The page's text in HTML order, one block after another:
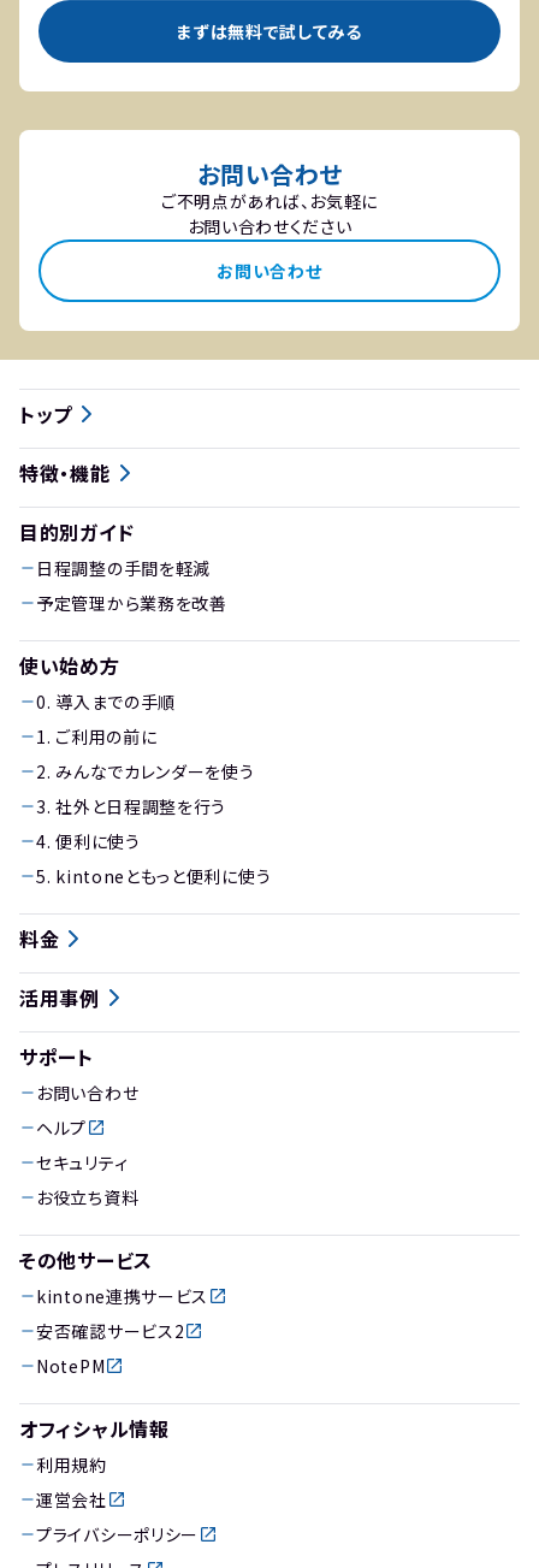
まずは無料で試してみる
お問い合わせ
ご不明点があれば、お気軽に
お問い合わせください
お問い合わせ
トップ
特徴・機能
目的別ガイド
日程調整の手間を軽減
予定管理から業務を改善
使い始め方
0. 導入までの手順
1. ご利用の前に
2. みんなでカレンダーを使う
3. 社外と日程調整を行う
4. 便利に使う
5. kintoneともっと便利に使う
料金
活用事例
サポート
お問い合わせ
ヘルプ
セキュリティ
お役立ち資料
その他サービス
kintone連携サービス
安否確認サービス2
NotePM
オフィシャル情報
利用規約
運営会社
プライバシーポリシー